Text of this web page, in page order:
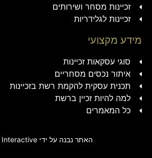
זכיינות מסחר ושירותים
זכיינות לגלידריות
מידע מקצועי
סוגי עסקאות זכיינות
איתור נכסים מסחריים
תכנית עסקית להקמת רשת בזכיינות
למה להיות זכיין ברשת
כל המאמרים
האתר נבנה על ידי Interactive